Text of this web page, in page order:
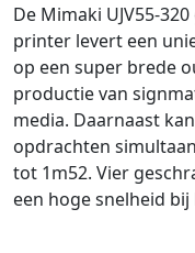
De Mimaki UJV55-
printer levert een
op een super brede
productie van
media. Daarnaast
opdrachten
tot 1m52. Vier
een hoge snelheid